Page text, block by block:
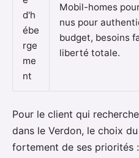
d'h
ébe
rge
me
nt
Mobil-homes
nus pour
budget, besoins
liberté totale.
Pour le client qui
dans le Verdon, le choix
fortement de ses priorités